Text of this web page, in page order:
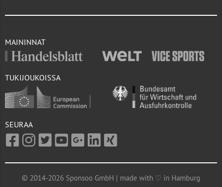
MAININNAT
TUKIJOUKOISSA
SEURAA
© 2014-2026 Sponsoo GmbH | made with ♡ in Hamburg